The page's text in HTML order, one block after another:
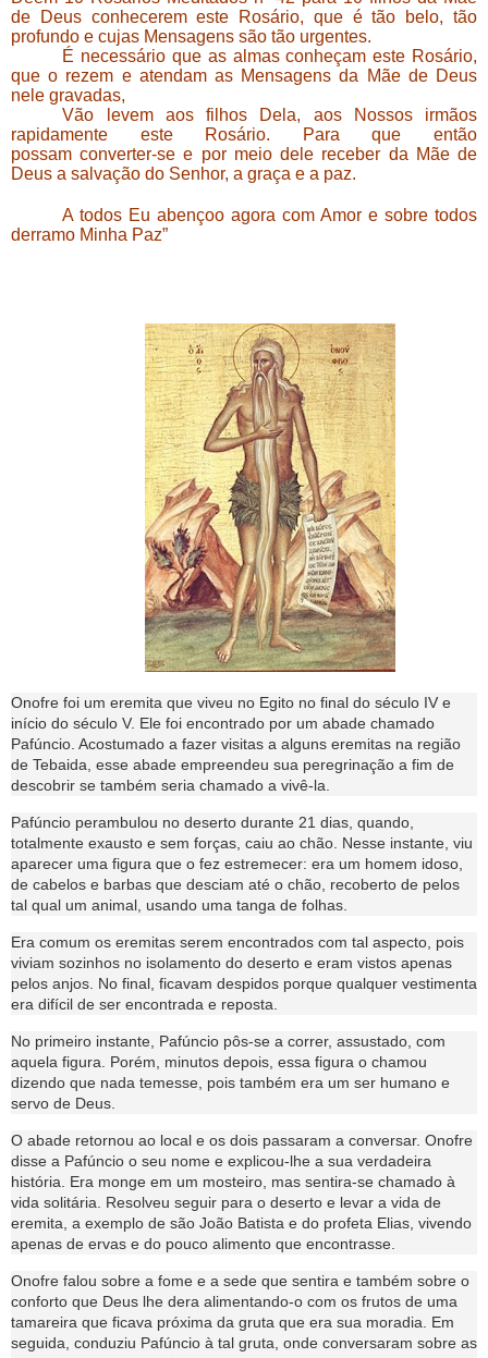
de Deus conhecerem este Rosário, que é tão belo, tão
profundo e cujas Mensagens são tão urgentes.
É necessário que as almas conheçam este Rosário,
que o rezem e atendam as Mensagens da Mãe de Deus
nele gravadas,
Vão levem aos filhos Dela, aos Nossos irmãos
rapidamente este Rosário. Para que então
possam converter-se e por meio dele receber da Mãe de
Deus a salvação do Senhor, a graça e a paz.
A todos Eu abençoo agora com Amor e sobre todos
derramo Minha Paz”
Onofre foi um eremita que viveu no Egito no final do século IV e
início do século V. Ele foi encontrado por um abade chamado
Pafúncio. Acostumado a fazer visitas a alguns eremitas na região
de Tebaida, esse abade empreendeu sua peregrinação a fim de
descobrir se também seria chamado a vivê-la.
Pafúncio perambulou no deserto durante 21 dias, quando,
totalmente exausto e sem forças, caiu ao chão. Nesse instante, viu
aparecer uma figura que o fez estremecer: era um homem idoso,
de cabelos e barbas que desciam até o chão, recoberto de pelos
tal qual um animal, usando uma tanga de folhas.
Era comum os eremitas serem encontrados com tal aspecto, pois
viviam sozinhos no isolamento do deserto e eram vistos apenas
pelos anjos. No final, ficavam despidos porque qualquer vestimenta
era difícil de ser encontrada e reposta.
No primeiro instante, Pafúncio pôs-se a correr, assustado, com
aquela figura. Porém, minutos depois, essa figura o chamou
dizendo que nada temesse, pois também era um ser humano e
servo de Deus.
O abade retornou ao local e os dois passaram a conversar. Onofre
disse a Pafúncio o seu nome e explicou-lhe a sua verdadeira
história. Era monge em um mosteiro, mas sentira-se chamado à
vida solitária. Resolveu seguir para o deserto e levar a vida de
eremita, a exemplo de são João Batista e do profeta Elias, vivendo
apenas de ervas e do pouco alimento que encontrasse.
Onofre falou sobre a fome e a sede que sentira e também sobre o
conforto que Deus lhe dera alimentando-o com os frutos de uma
tamareira que ficava próxima da gruta que era sua moradia. Em
seguida, conduziu Pafúncio à tal gruta, onde conversaram sobre as